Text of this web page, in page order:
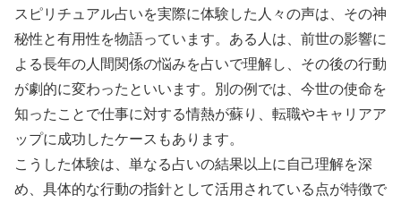
スピリチュアル占いを実際に体験した人々の声は、その神
秘性と有用性を物語っています。ある人は、前世の影響に
よる長年の人間関係の悩みを占いで理解し、その後の行動
が劇的に変わったといいます。別の例では、今世の使命を
知ったことで仕事に対する情熱が蘇り、転職やキャリアア
ップに成功したケースもあります。
こうした体験は、単なる占いの結果以上に自己理解を深
め、具体的な行動の指針として活用されている点が特徴で